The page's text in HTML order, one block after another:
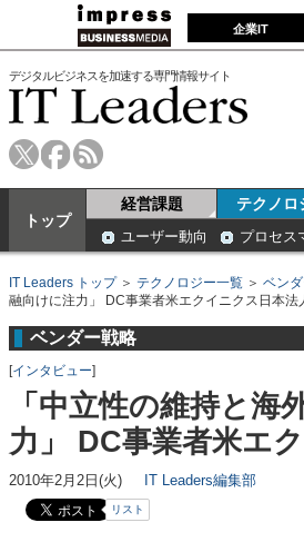
企業IT
デジタルビジネスを加速する専門情報サイト
トップ
経営課題 テクノロ
ユーザー動向 プロセス
IT Leaders トップ＞ テクノロジー一覧 ＞ ベン
融向けに注力」 DC事業者米エクイニクス日本法
ベンダー戦略
[インタビュー]
「中立性の維持と海
力」 DC事業者米エ
2010年2月2日(火) IT Leaders編集部
リスト